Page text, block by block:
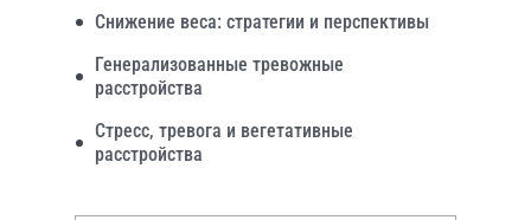
Снижение веса: стратегии и перспективы
Генерализованные тревожные
расстройства
Стресс, тревога и вегетативные
расстройства